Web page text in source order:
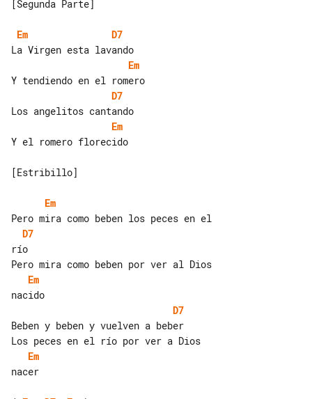
[Segunda Parte]
Em
D7
Em
D7
Em
Y el romero florecido
[Estribillo]
Em
D7
río
Em
D7
Beben y beben y vuelven a beber
Em
nacer